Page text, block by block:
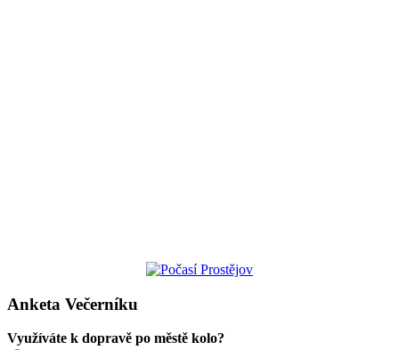
Anketa Večerníku
Využíváte k dopravě po městě kolo?